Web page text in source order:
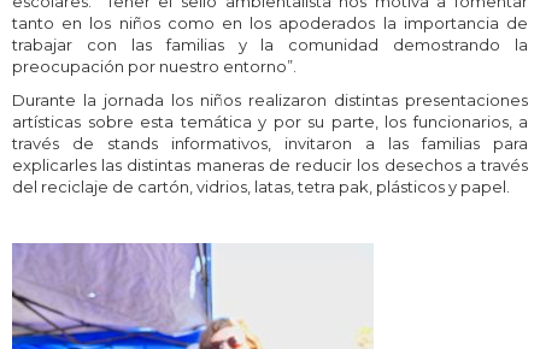
tanto en los niños como en los apoderados la importancia de
trabajar con las familias y la comunidad demostrando la
preocupación por nuestro entorno”.
Durante la jornada los niños realizaron distintas presentaciones
artísticas sobre esta temática y por su parte, los funcionarios, a
través de stands informativos, invitaron a las familias para
explicarles las distintas maneras de reducir los desechos a través
del reciclaje de cartón, vidrios, latas, tetra pak, plásticos y papel.